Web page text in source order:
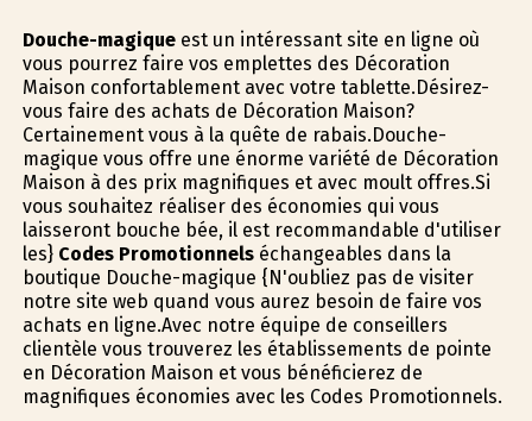
Douche-magiqueest un intéressant site en ligne où
vous pourrez faire vos emplettes des Décoration
Maison confortablement avec votre tablette.Désirez-
vous faire des achats de Décoration Maison?
Certainement vous à la quête de rabais.Douche-
magique vous offre une énorme variété de Décoration
Maison à des prix magnifiques et avec moult offres.Si
vous souhaitez réaliser des économies qui vous
laisseront bouche bée, il est recommandable d'utiliser
les} Codes Promotionnelséchangeables dans la
boutique Douche-magique {N'oubliez pas de visiter
notre site web quand vous aurez besoin de faire vos
achats en ligne.Avec notre équipe de conseillers
clientèle vous trouverez les établissements de pointe
en Décoration Maison et vous bénéficierez de
magnifiques économies avec les Codes Promotionnels.